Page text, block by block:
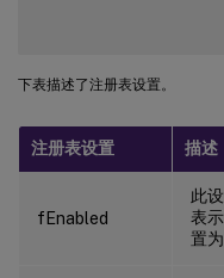
下表描述了注册表设置。
注册表设置 描述
fEnabled
此
表示
置